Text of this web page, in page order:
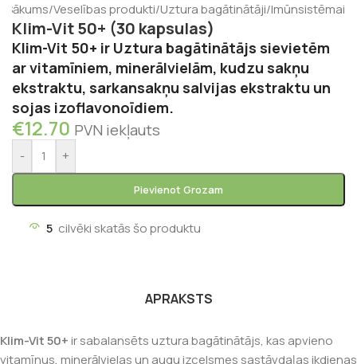
Sākums/Veselības produkti/Uztura bagātinātāji/Imūnsistēmai
Klim-Vit 50+ (30 kapsulas)
Klim-Vit 50+ ir Uztura bagātinātājs sievietēm
ar vitamīniem, minerālvielām, kudzu sakņu
ekstraktu, sarkansakņu salvijas ekstraktu un
sojas izoflavonoīdiem.
€12.70 PVN iekļauts
- +
Pievienot Grozam
5 cilvēki skatās šo produktu
APRAKSTS
Klim-Vit 50+ir sabalansēts uztura bagātinātājs, kas apvieno
vitamīnus, minerālvielas un augu izcelsmes sastāvdaļas ikdienas